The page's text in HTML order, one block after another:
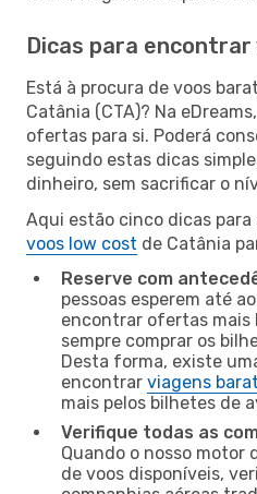
Dicas para
Está à procura de voos
Catânia (CTA)? Na
ofertas para si. Poderá
seguindo estas dicas
dinheiro, sem sacrificar o
Aqui estão cinco dicas
voos low cost de Catânia
Reserve com
pessoas esperem até
encontrar ofertas mais
sempre comprar os
Desta forma, existe
encontrar viagens
mais pelos bilhetes de
Verifique todas as
Quando o nosso motor
de voos disponíveis,